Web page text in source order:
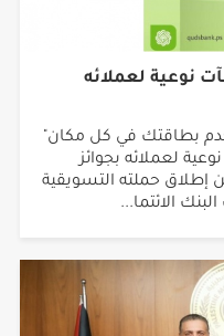
نوعية لعملائه
بطاقتك في كل مكان"
لعملائه بجوائز
إطلاق حملته التسويقية
الائتما...